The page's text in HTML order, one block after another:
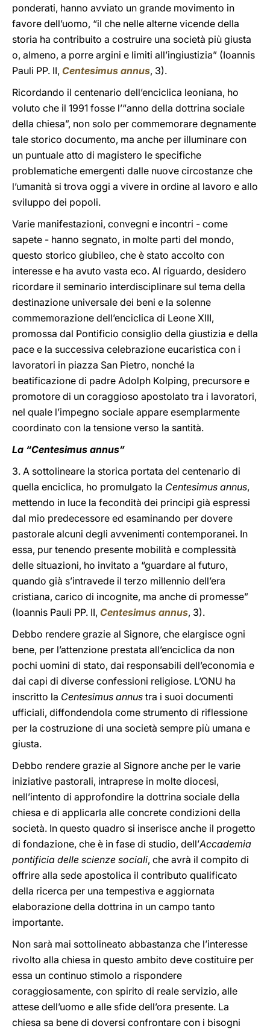
ponderati, hanno avviato un grande movimento in
favore dell’uomo, “il che nelle alterne vicende della
storia ha contribuito a costruire una società più giusta
o, almeno, a porre argini e limiti all’ingiustizia” (Ioannis
Pauli PP. II, Centesimus annus, 3).
Ricordando il centenario dell’enciclica leoniana, ho
voluto che il 1991 fosse l’“anno della dottrina sociale
della chiesa”, non solo per commemorare degnamente
tale storico documento, ma anche per illuminare con
un puntuale atto di magistero le specifiche
problematiche emergenti dalle nuove circostanze che
l’umanità si trova oggi a vivere in ordine al lavoro e allo
sviluppo dei popoli.
Varie manifestazioni, convegni e incontri - come
sapete - hanno segnato, in molte parti del mondo,
questo storico giubileo, che è stato accolto con
interesse e ha avuto vasta eco. Al riguardo, desidero
ricordare il seminario interdisciplinare sul tema della
destinazione universale dei beni e la solenne
commemorazione dell’enciclica di Leone XIII,
promossa dal Pontificio consiglio della giustizia e della
pace e la successiva celebrazione eucaristica con i
lavoratori in piazza San Pietro, nonché la
beatificazione di padre Adolph Kolping, precursore e
promotore di un coraggioso apostolato tra i lavoratori,
nel quale l’impegno sociale appare esemplarmente
coordinato con la tensione verso la santità.
La “Centesimus annus”
3. A sottolineare la storica portata del centenario di
quella enciclica, ho promulgato la Centesimus annus,
mettendo in luce la fecondità dei principi già espressi
dal mio predecessore ed esaminando per dovere
pastorale alcuni degli avvenimenti contemporanei. In
essa, pur tenendo presente mobilità e complessità
delle situazioni, ho invitato a “guardare al futuro,
quando già s’intravede il terzo millennio dell’era
cristiana, carico di incognite, ma anche di promesse”
(Ioannis Pauli PP. II, Centesimus annus, 3).
Debbo rendere grazie al Signore, che elargisce ogni
bene, per l’attenzione prestata all’enciclica da non
pochi uomini di stato, dai responsabili dell’economia e
dai capi di diverse confessioni religiose. L’ONU ha
inscritto la Centesimus annus tra i suoi documenti
ufficiali, diffondendola come strumento di riflessione
per la costruzione di una società sempre più umana e
giusta.
Debbo rendere grazie al Signore anche per le varie
iniziative pastorali, intraprese in molte diocesi,
nell’intento di approfondire la dottrina sociale della
chiesa e di applicarla alle concrete condizioni della
società. In questo quadro si inserisce anche il progetto
di fondazione, che è in fase di studio, dell’Accademia
pontificia delle scienze sociali, che avrà il compito di
offrire alla sede apostolica il contributo qualificato
della ricerca per una tempestiva e aggiornata
elaborazione della dottrina in un campo tanto
importante.
Non sarà mai sottolineato abbastanza che l’interesse
rivolto alla chiesa in questo ambito deve costituire per
essa un continuo stimolo a rispondere
coraggiosamente, con spirito di reale servizio, alle
attese dell’uomo e alle sfide dell’ora presente. La
chiesa sa bene di doversi confrontare con i bisogni